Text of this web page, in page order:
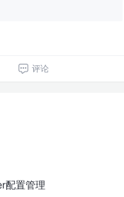
评论
配置管理